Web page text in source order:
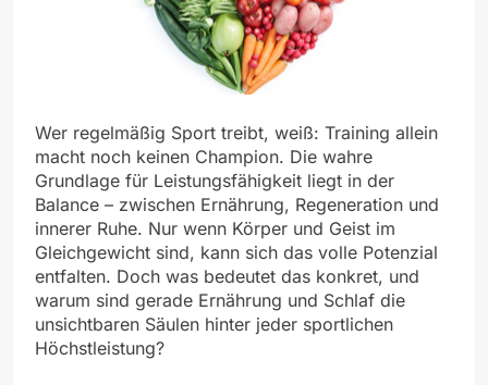
Wer regelmäßig Sport treibt, weiß: Training allein
macht noch keinen Champion. Die wahre
Grundlage für Leistungsfähigkeit liegt in der
Balance – zwischen Ernährung, Regeneration und
innerer Ruhe. Nur wenn Körper und Geist im
Gleichgewicht sind, kann sich das volle Potenzial
entfalten. Doch was bedeutet das konkret, und
warum sind gerade Ernährung und Schlaf die
unsichtbaren Säulen hinter jeder sportlichen
Höchstleistung?